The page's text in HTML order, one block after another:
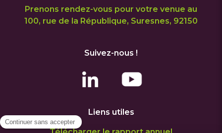
Prenons rendez-vous pour votre venue au
100, rue de la République, Suresnes, 92150
Suivez-nous !
Liens utiles